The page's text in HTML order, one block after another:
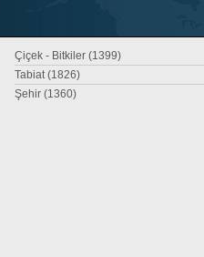
Çiçek - Bitkiler (1399)
Tabiat (1826)
Şehir (1360)